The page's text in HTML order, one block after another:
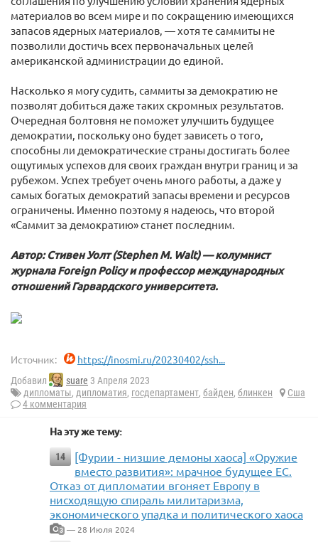
материалов во всем мире и по сокращению имеющихся
запасов ядерных материалов, — хотя те саммиты не
позволили достичь всех первоначальных целей
американской администрации до единой.
Насколько я могу судить, саммиты за демократию не
позволят добиться даже таких скромных результатов.
Очередная болтовня не поможет улучшить будущее
демократии, поскольку оно будет зависеть о того,
способны ли демократические страны достигать более
ощутимых успехов для своих граждан внутри границ и за
рубежом. Успех требует очень много работы, а даже у
самых богатых демократий запасы времени и ресурсов
ограничены. Именно поэтому я надеюсь, что второй
«Саммит за демократию» станет последним.
Автор: Стивен Уолт (Stephen M. Walt) — колумнист
журнала Foreign Policy и профессор международных
отношений Гарвардского университета.
Источник: https://inosmi.ru/20230402/ssh...
Добавил suare 3 Апреля 2023
дипломаты, дипломатия, госдепартамент, байден, блинкен
Сша
4 комментария
На эту же тему:
14
[Фурии - низшие демоны хаоса] «Оружие
вместо развития»: мрачное будущее ЕС.
Отказ от дипломатии вгоняет Европу в
нисходящую спираль милитаризма,
экономического упадка и политического хаоса
3 — 28 Июля 2024